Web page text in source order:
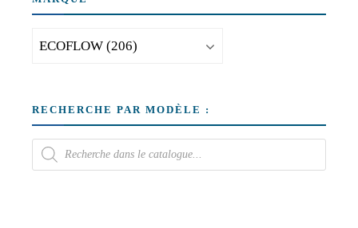
RECHERCHE PAR MODÈLE :